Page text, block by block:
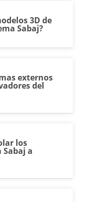
3D de
Sabaj?
externos
del
los
a